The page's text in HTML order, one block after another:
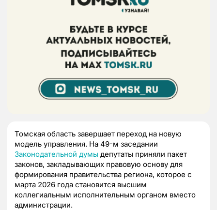
Томская область завершает переход на новую
модель управления. На 49-м заседании
Законодательной думы депутаты приняли пакет
законов, закладывающих правовую основу для
формирования правительства региона, которое с
марта 2026 года становится высшим
коллегиальным исполнительным органом вместо
администрации.